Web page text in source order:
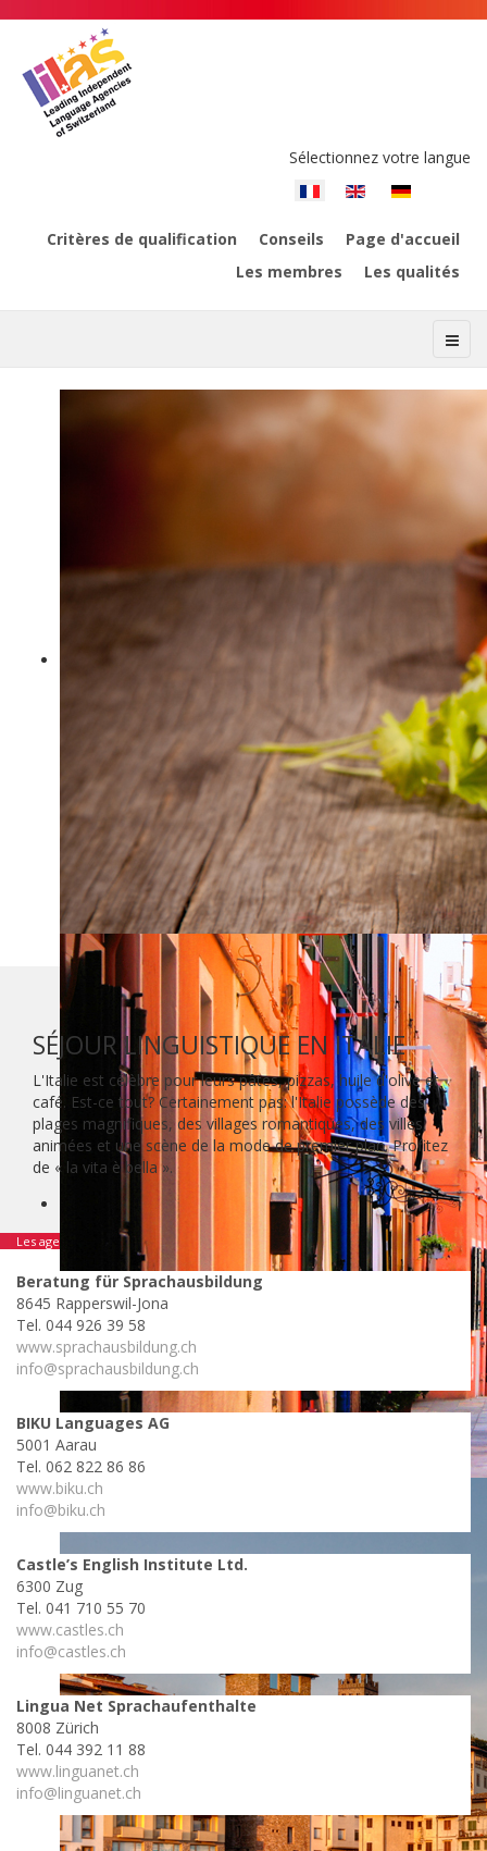
Sélectionnez votre langue
Page d'accueil
Conseils
Critères de qualification
Les qualités
Les membres
SÉJOUR LINGUISTIQUE EN ITALIE
L'Italie est célèbre pour leurs pâtes, pizzas, huile d'olive et
café. Est-ce tout? Certainement pas: l'Italie possède des
plages magnifiques, des villages romantiques, des villes
animées et une scène de la mode de premier plan. Profitez
de « la vita è bella ».
Les agences suivants se spécialisent dans ce pays:
Beratung für Sprachausbildung
8645 Rapperswil-Jona
Tel. 044 926 39 58
www.sprachausbildung.ch
info@sprachausbildung.ch
BIKU Languages AG
5001 Aarau
Tel. 062 822 86 86
www.biku.ch
info@biku.ch
Castle’s English Institute Ltd.
6300 Zug
Tel. 041 710 55 70
www.castles.ch
info@castles.ch
Lingua Net Sprachaufenthalte
8008 Zürich
Tel. 044 392 11 88
www.linguanet.ch
info@linguanet.ch